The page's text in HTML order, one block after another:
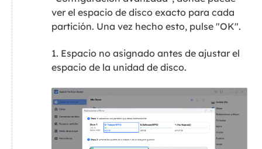
ver el espacio de disco exacto para cada
partición. Una vez hecho esto, pulse "OK".
1. Espacio no asignado antes de ajustar el
espacio de la unidad de disco.